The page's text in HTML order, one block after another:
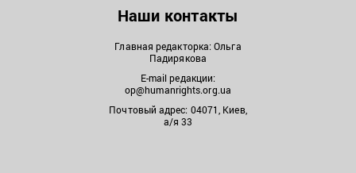
Наши контакты
Главная редакторка: Ольга
Падирякова
E-mail редакции:
op@humanrights.org.ua
Почтовый адрес: 04071, Киев,
а/я 33